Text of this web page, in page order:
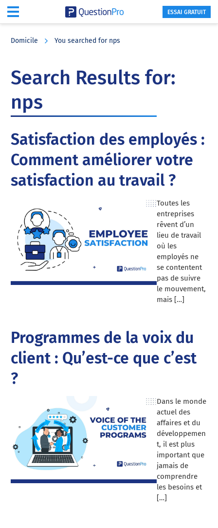
ESSAI GRATUIT
Domicile You searched for nps
Search Results for:
nps
Satisfaction des employés :
Comment améliorer votre
satisfaction au travail ?
Toutes les
entreprises
rêvent d’un
lieu de travail
où les
employés ne
se contentent
pas de suivre
le mouvement,
mais […]
Programmes de la voix du
client : Qu’est-ce que c’est
?
Dans le monde
actuel des
affaires et du
développemen
t, il est plus
important que
jamais de
comprendre
les besoins et
[…]